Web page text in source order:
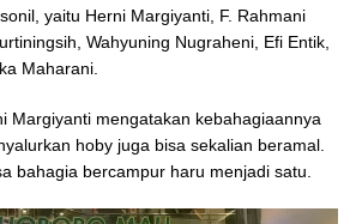
yaitu Herni Margiyanti, F. Rahmani
Wahyuning Nugraheni, Efi Entik,
Maharani.
Margiyanti mengatakan kebahagiaannya
hoby juga bisa sekalian beramal.
bahagia bercampur haru menjadi satu.